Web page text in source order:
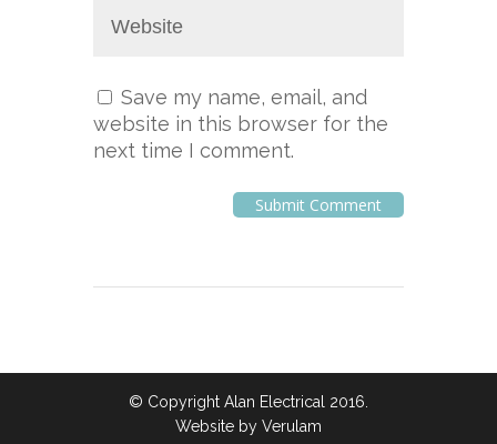
Save my name, email, and
website in this browser for the
next time I comment.
© Copyright Alan Electrical 2016.
Website by Verulam